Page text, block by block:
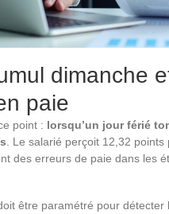
dimanche
paie
point : lorsqu’un jour férié
. Le salarié perçoit 12,32
des erreurs de paie dans les
être paramétré pour